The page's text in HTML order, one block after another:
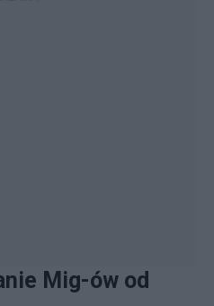
Mig-ów od